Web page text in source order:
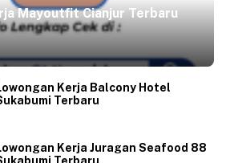
Mayoutfit Cianjur Terbaru
Kerja Balcony Hotel
Terbaru
Kerja Juragan Seafood 88
Terbaru